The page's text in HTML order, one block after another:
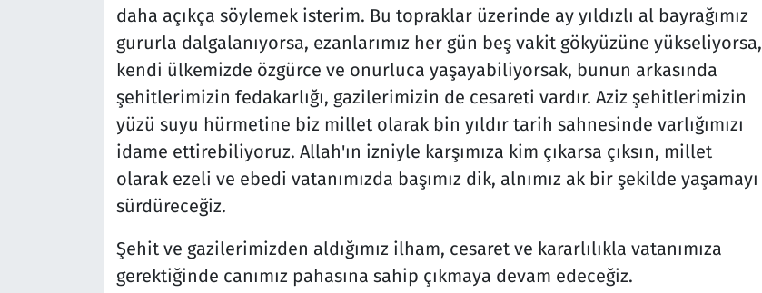
daha açıkça söylemek isterim. Bu topraklar üzerinde ay yıldızlı al bayrağımız
gururla dalgalanıyorsa, ezanlarımız her gün beş vakit gökyüzüne yükseliyorsa,
kendi ülkemizde özgürce ve onurluca yaşayabiliyorsak, bunun arkasında
şehitlerimizin fedakarlığı, gazilerimizin de cesareti vardır. Aziz şehitlerimizin
yüzü suyu hürmetine biz millet olarak bin yıldır tarih sahnesinde varlığımızı
idame ettirebiliyoruz. Allah'ın izniyle karşımıza kim çıkarsa çıksın, millet
olarak ezeli ve ebedi vatanımızda başımız dik, alnımız ak bir şekilde yaşamayı
sürdüreceğiz.
Şehit ve gazilerimizden aldığımız ilham, cesaret ve kararlılıkla vatanımıza
gerektiğinde canımız pahasına sahip çıkmaya devam edeceğiz.